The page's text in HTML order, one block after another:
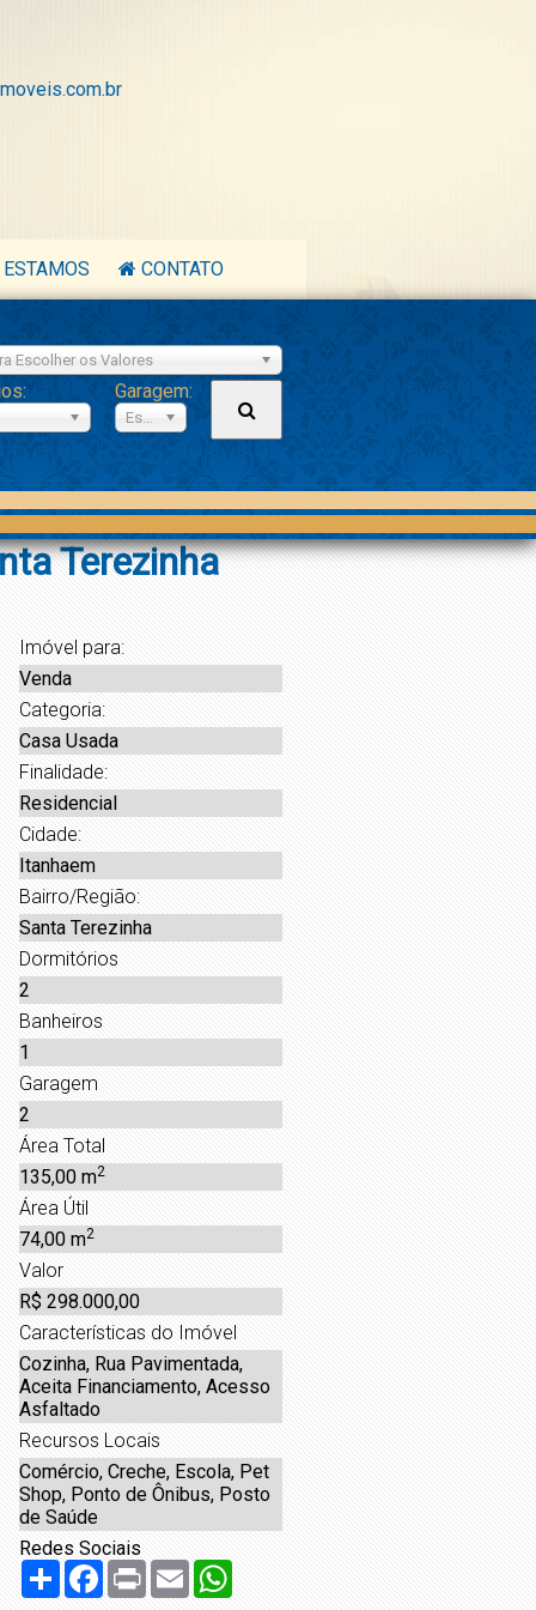
CONTATO
Escolher os Valores
Garagem:
Escolher
Terezinha
Imóvel para:
Venda
Categoria:
Casa Usada
Finalidade:
Residencial
Cidade:
Itanhaem
Bairro/Região:
Santa Terezinha
Dormitórios
2
Banheiros
1
Garagem
2
Área Total
135,00 m2
Área Útil
74,00 m2
Valor
R$ 298.000,00
Características do Imóvel
Cozinha, Rua Pavimentada,
Aceita Financiamento, Acesso
Asfaltado
Recursos Locais
Comércio, Creche, Escola, Pet
Shop, Ponto de Ônibus, Posto
de Saúde
Redes Sociais
Compartilhar
Facebook
Print Email